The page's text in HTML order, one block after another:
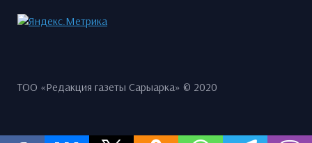
ТОО «Редакция газеты Сарыарка» © 2020